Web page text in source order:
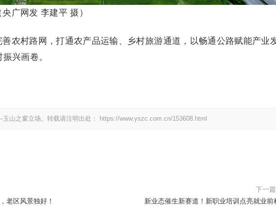
广网发 李建平 摄）
农村路网，打通农产品运输、乡村旅游通道，以畅通公路赋能产业
兴画卷。
山之窗立场。转载请注明出处： https://www.yszc.com.cn/153608.html
老区风景独好！
下一篇
新业态催生新赛道！新职业培训点亮就业前